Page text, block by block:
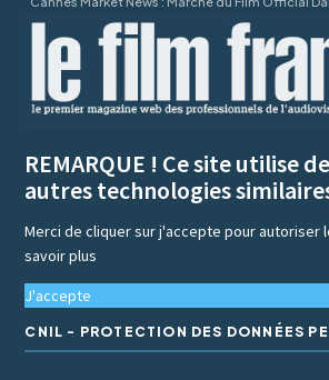
REMARQUE ! Ce site utilise
autres technologies
Merci de cliquer sur j'accepte pour autoriser
savoir plus
J'accepte
CNIL - PROTECTION DES DONNÉES